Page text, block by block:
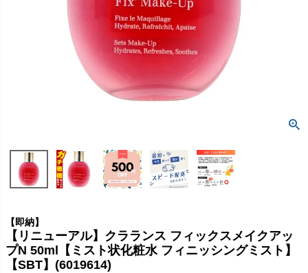
【即納】
【リニューアル】クラランス フィックスメイクアッ
プN 50ml【ミスト状化粧水 フィニッシングミスト】
【SBT】(6019614)